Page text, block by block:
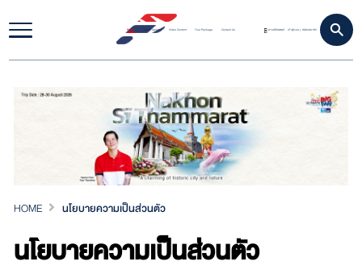
Home Travel Update Video Content Tour Package Contact Us ดาวน์โหลดแอป เข้าสู่ระบบ | สมัครสมาชิก
HOME นโยบายความเป็นส่วนตัว
นโยบายความเป็นส่วนตัว